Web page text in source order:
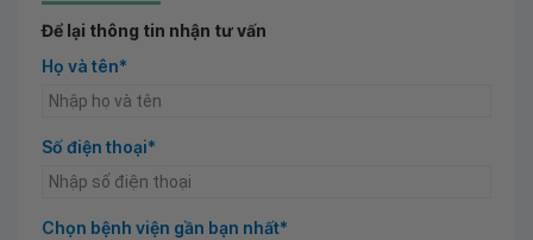
Để lại thông tin nhận tư vấn
Họ và tên*
Số điện thoại*
Chọn bệnh viện gần bạn nhất*